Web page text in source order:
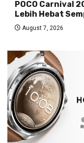
POCO Carnival
Lebih Hebat
August 7, 2026